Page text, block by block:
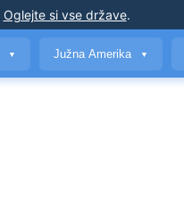
Oglejte si vse države.
▼ Južna Amerika ▼